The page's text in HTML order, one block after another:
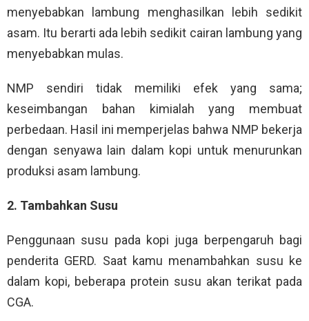
menyebabkan lambung menghasilkan lebih sedikit
asam. Itu berarti ada lebih sedikit cairan lambung yang
menyebabkan mulas.
NMP sendiri tidak memiliki efek yang sama;
keseimbangan bahan kimialah yang membuat
perbedaan. Hasil ini memperjelas bahwa NMP bekerja
dengan senyawa lain dalam kopi untuk menurunkan
produksi asam lambung.
2. Tambahkan Susu
Penggunaan susu pada kopi juga berpengaruh bagi
penderita GERD. Saat kamu menambahkan susu ke
dalam kopi, beberapa protein susu akan terikat pada
CGA.